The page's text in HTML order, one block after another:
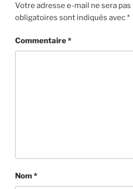
Votre adresse e-mail ne sera pas
obligatoires sont indiqués avec*
Commentaire*
Nom*